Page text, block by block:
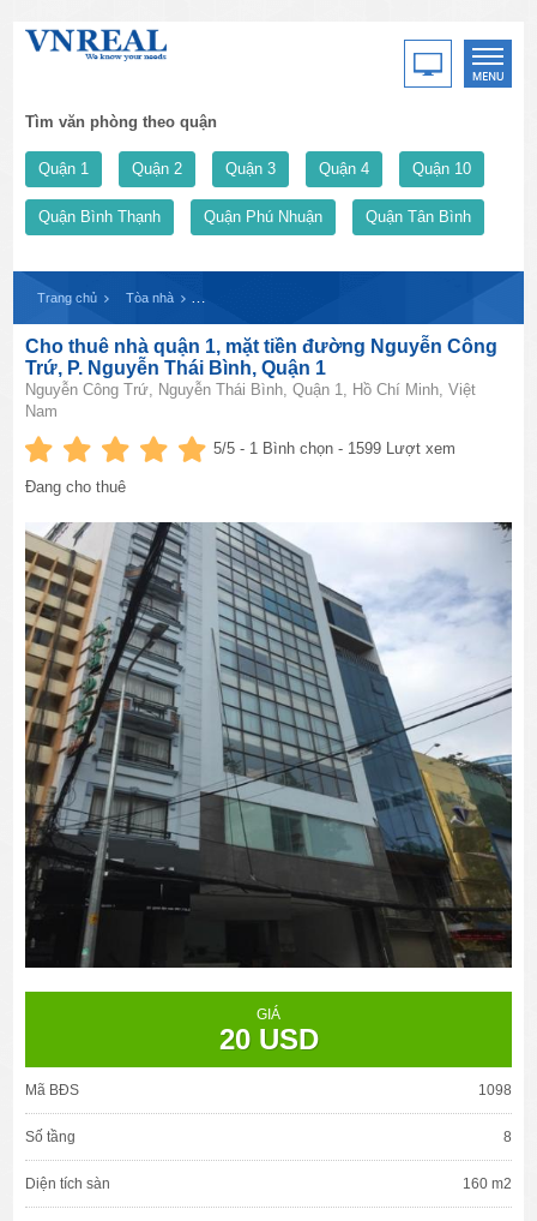
Tìm văn phòng theo quận
Quận 1 Quận 2 Quận 3 Quận 4 Quận 10
Quận Bình Thạnh Quận Phú Nhuận Quận Tân Bình
Trang chủ Tòa nhà
Cho thuê nhà quận 1, mặt tiền đường Nguyễn Công
Trứ, P. Nguyễn Thái Bình, Quận 1
Nguyễn Công Trứ, Nguyễn Thái Bình, Quận 1, Hồ Chí Minh, Việt
Nam
5/5 - 1 Bình chọn - 1599 Lượt xem
Đang cho thuê
GIÁ
20 USD
Mã BĐS 1098
Số tầng 8
Diện tích sàn 160 m2